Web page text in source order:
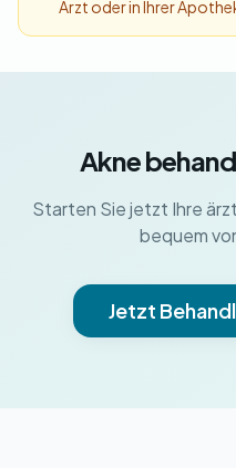
Arzt oder in Ihrer
Akne
Starten Sie jetzt Ihre
bequem
Jetzt